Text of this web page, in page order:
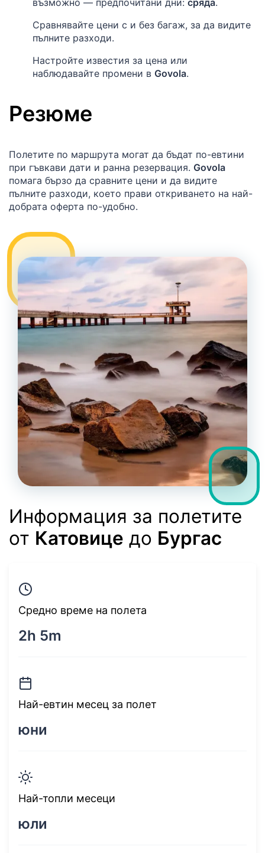
възможно — предпочитани дни: сряда.
Сравнявайте цени с и без багаж, за да видите
пълните разходи.
Настройте известия за цена или
наблюдавайте промени в Govola.
Резюме
Полетите по маршрута могат да бъдат по-евтини
при гъвкави дати и ранна резервация. Govola
помага бързо да сравните цени и да видите
пълните разходи, което прави откриването на най-
добрата оферта по-удобно.
Информация за полетите
от Катовице до Бургас
Средно време на полета
2h 5m
Най-евтин месец за полет
юни
Най-топли месеци
юли